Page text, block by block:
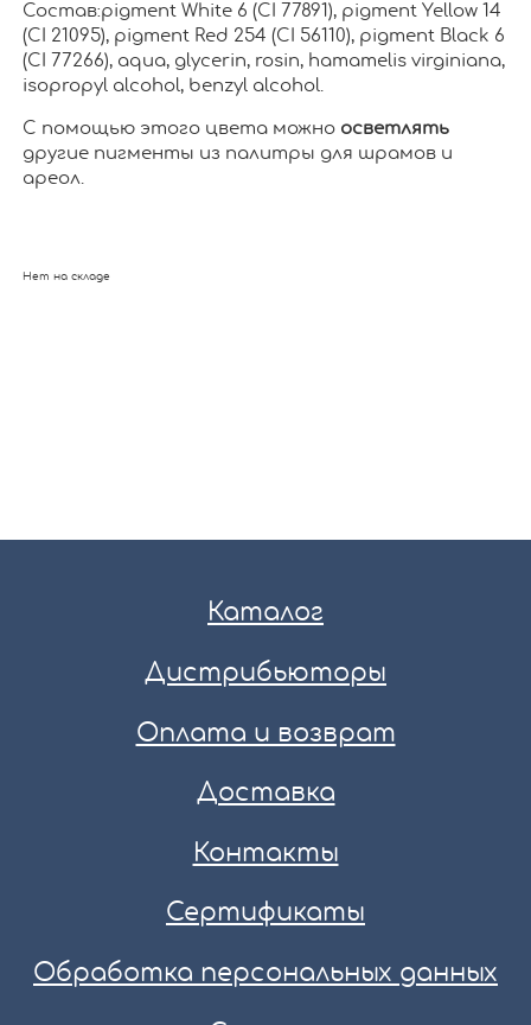
Состав:pigment White 6 (CI 77891), pigment Yellow 14
(CI 21095), pigment Red 254 (CI 56110), pigment Black 6
(CI 77266), aqua, glycerin, rosin, hamamelis virginiana,
isopropyl alcohol, benzyl alcohol.
С помощью этого цвета можно осветлять
другие пигменты из палитры для шрамов и
ареол.
Нет на складе
Каталог
Дистрибьюторы
Оплата и возврат
Доставка
Контакты
Сертификаты
Обработка персональных данных